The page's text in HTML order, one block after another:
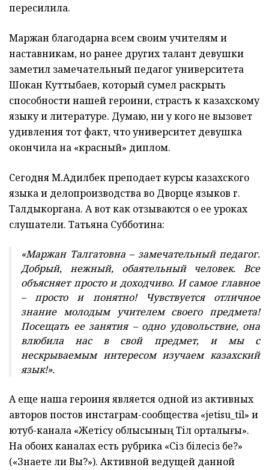
пересилила.
Маржан благодарна всем своим учителям и
наставникам, но ранее других талант девушки
заметил замечательный педагог университета
Шокан Куттыбаев, который сумел раскрыть
способности нашей героини, страсть к казахскому
языку и литературе. Думаю, ни у кого не вызовет
удивления тот факт, что университет девушка
окончила на «красный» диплом.
Сегодня М.Адилбек преподает курсы казахского
языка и делопроизводства во Дворце языков г.
Талдыкоргана. А вот как отзываются о ее уроках
слушатели. Татьяна Субботина:
«Маржан Талгатовна – замечательный педагог.
Добрый, нежный, обаятельный человек. Все
объясняет просто и доходчиво. И самое главное
– просто и понятно! Чувствуется отличное
знание молодым учителем своего предмета!
Посещать ее занятия – одно удовольствие, она
влюбила нас в свой предмет, и мы с
нескрываемым интересом изучаем казахский
язык!».
А еще наша героиня является одной из активных
авторов постов инстаграм-сообщества «jetisu_til» и
ютуб-канала «Жетісу облысының Тіл орталығы».
На обоих каналах есть рубрика «Сіз білесіз бе?»
(«Знаете ли Вы?»). Активной ведущей данной